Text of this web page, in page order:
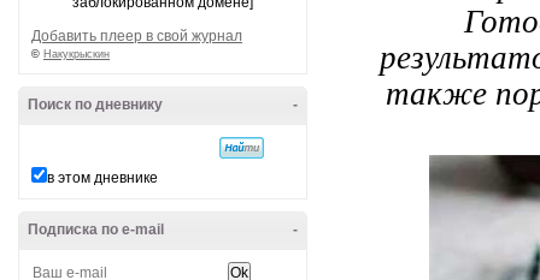
Добавить плеер в свой журнал
© Накукрыскин
-
Поиск по дневнику
в этом дневнике
-
Подписка по e-mail
также